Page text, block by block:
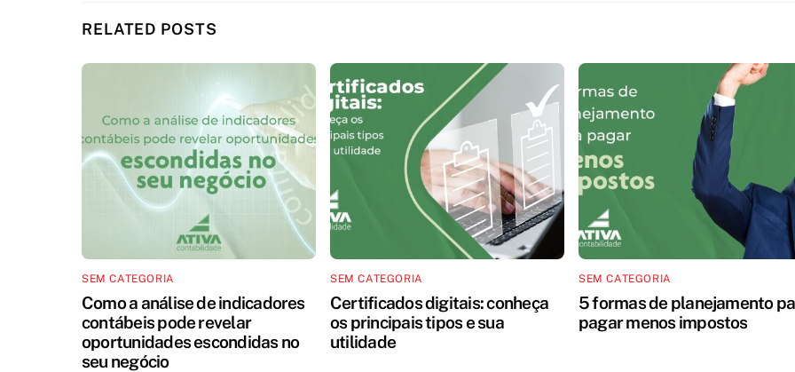
RELATED POSTS
SEM CATEGORIA
Como a análise de indicadores
contábeis pode revelar
oportunidades escondidas no
seu negócio
SEM CATEGORIA
Certificados digitais: conheça
os principais tipos e sua
utilidade
SEM CATEGORIA
5 formas de planejamento
pagar menos impostos